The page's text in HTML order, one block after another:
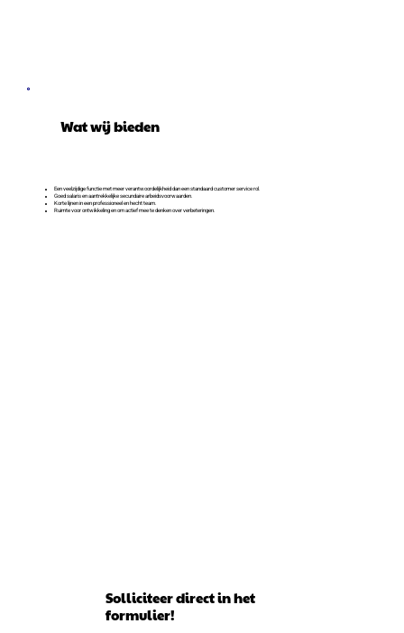
Wat wij bieden
Een veelzijdige functie met meer verantwoordelijkheid dan een standaard customer service rol.
Goed salaris en aantrekkelijke secundaire arbeidsvoorwaarden.
Korte lijnen in een professioneel en hecht team.
Ruimte voor ontwikkeling en om actief mee te denken over verbeteringen.
Solliciteer direct in het
formulier!